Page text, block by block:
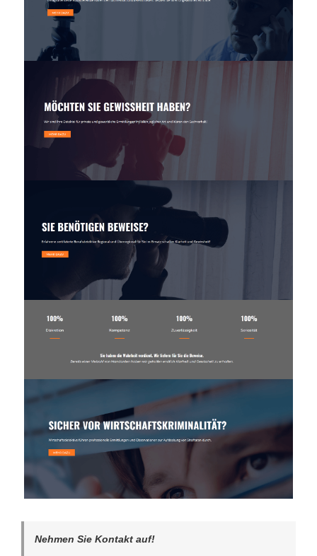
Nehmen Sie Kontakt auf!